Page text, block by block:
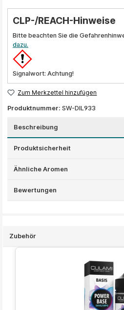
CLP-/REACH-Hinweise
Bitte beachten Sie die
dazu.
Signalwort: Achtung!
Zum Merkzettel hinzufügen
Produktnummer: SW-DIL933
Beschreibung
Produktsicherheit
Ähnliche Aromen
Bewertungen
Zubehör
Produktgalerie überspringen